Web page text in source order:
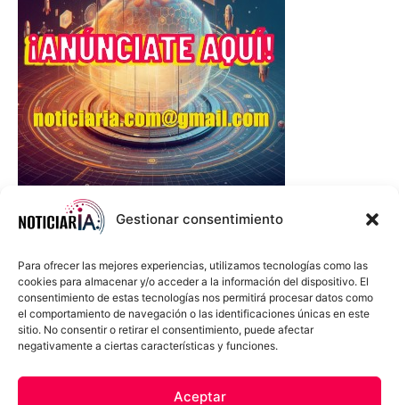
Gestionar consentimiento
Para ofrecer las mejores experiencias, utilizamos tecnologías como las
cookies para almacenar y/o acceder a la información del dispositivo. El
consentimiento de estas tecnologías nos permitirá procesar datos como
el comportamiento de navegación o las identificaciones únicas en este
sitio. No consentir o retirar el consentimiento, puede afectar
negativamente a ciertas características y funciones.
Aceptar
Política de cookies